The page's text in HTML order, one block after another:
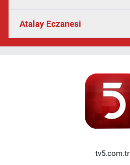
Atalay Eczanesi
tv5.com.tr